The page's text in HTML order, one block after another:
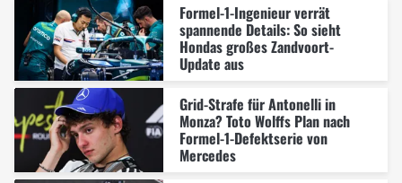
Formel-1-Ingenieur verrät
spannende Details: So sieht
Hondas großes Zandvoort-
Update aus
Grid-Strafe für Antonelli in
Monza? Toto Wolffs Plan nach
Formel-1-Defektserie von
Mercedes